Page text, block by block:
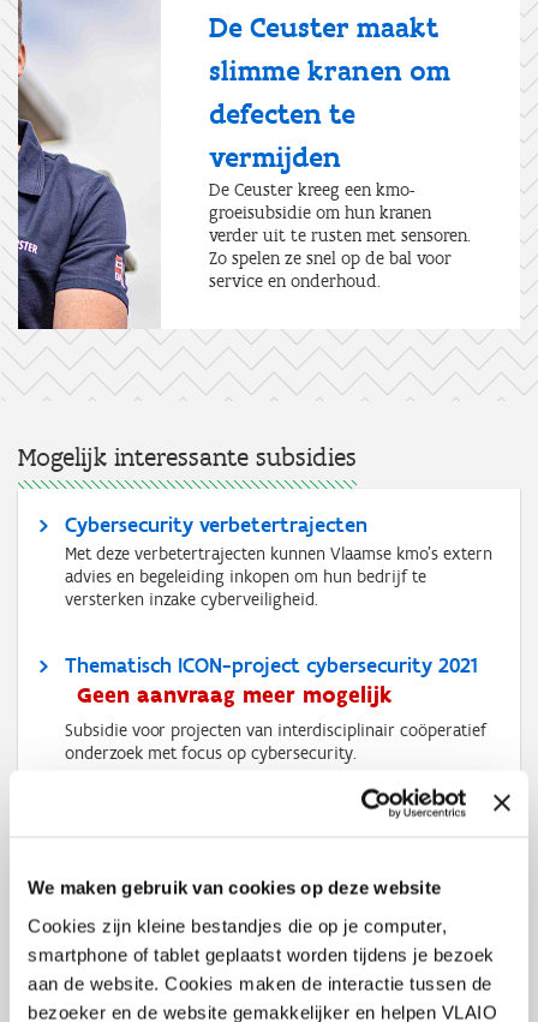
We maken gebruik van cookies op deze website
Cookies zijn kleine bestandjes die op je computer,
smartphone of tablet geplaatst worden tijdens je bezoek
aan de website. Cookies maken de interactie tussen de
bezoeker en de website gemakkelijker en helpen VLAIO
De Ceuster maakt
slimme kranen om
defecten te
vermijden
De Ceuster kreeg een kmo-
groeisubsidie om hun kranen
verder uit te rusten met sensoren.
Zo spelen ze snel op de bal voor
service en onderhoud.
Mogelijk interessante subsidies
Cybersecurity verbetertrajecten
Met deze verbetertrajecten kunnen Vlaamse kmo’s extern
advies en begeleiding inkopen om hun bedrijf te
versterken inzake cyberveiligheid.
Thematisch ICON-project cybersecurity 2021
Geen aanvraag meer mogelijk
Subsidie voor projecten van interdisciplinair coöperatief
onderzoek met focus op cybersecurity.
Thematisch ICON-project artificiële
Geen aanvraag meer mogelijk
Subsidie voor projecten van interdisciplinair coöperatief
onderzoek met focus op artificiële intelligentie.
Kmo-portefeuille